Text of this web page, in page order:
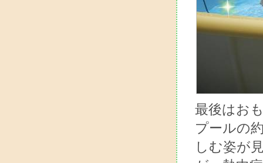
最後はお
プールの
しむ姿が